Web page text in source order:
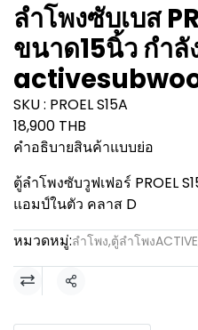
ลำโพงซับเบส
ขนาด15นิ้ว กำลั
SKU : PROEL S15A
18,900 THB
คำอธิบายสินค้าแบบย่อ
ตู้ลำโพงซับวูฟเฟอร์ PROEL
แอมป์ในตัว คลาส D
หมวดหมู่:ลำโพง,ตู้ลำโพงACTIVE
แชร์